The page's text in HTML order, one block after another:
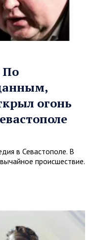
По
огонь
в Севастополе. В
происшествие.